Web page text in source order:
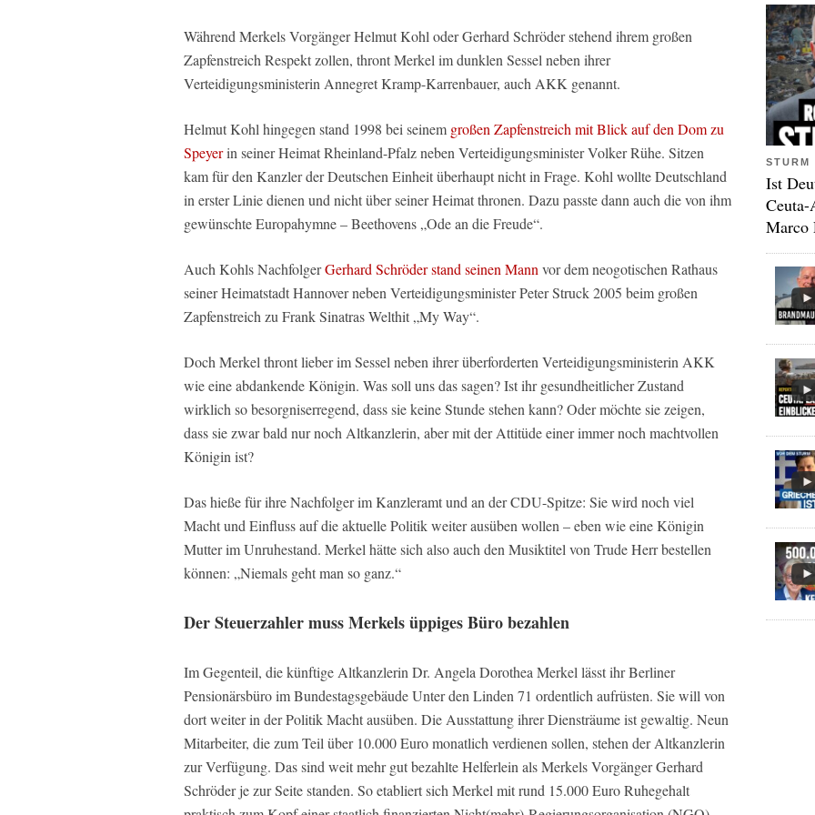
Während Merkels Vorgänger Helmut Kohl oder Gerhard Schröder stehend ihrem großen
Zapfenstreich Respekt zollen, thront Merkel im dunklen Sessel neben ihrer
Verteidigungsministerin Annegret Kramp-Karrenbauer, auch AKK genannt.
Helmut Kohl hingegen stand 1998 bei seinem großen Zapfenstreich mit Blick auf den Dom zu
Speyerin seiner Heimat Rheinland-Pfalz neben Verteidigungsminister Volker Rühe. Sitzen
kam für den Kanzler der Deutschen Einheit überhaupt nicht in Frage. Kohl wollte Deutschland
in erster Linie dienen und nicht über seiner Heimat thronen. Dazu passte dann auch die von ihm
gewünschte Europahymne – Beethovens „Ode an die Freude“.
Auch Kohls NachfolgerGerhard Schröder stand seinen Mann vor dem neogotischen Rathaus
seiner Heimatstadt Hannover neben Verteidigungsminister Peter Struck 2005 beim großen
Zapfenstreich zu Frank Sinatras Welthit „My Way“.
Doch Merkel thront lieber im Sessel neben ihrer überforderten Verteidigungsministerin AKK
wie eine abdankende Königin. Was soll uns das sagen? Ist ihr gesundheitlicher Zustand
wirklich so besorgniserregend, dass sie keine Stunde stehen kann? Oder möchte sie zeigen,
dass sie zwar bald nur noch Altkanzlerin, aber mit der Attitüde einer immer noch machtvollen
Königin ist?
Das hieße für ihre Nachfolger im Kanzleramt und an der CDU-Spitze: Sie wird noch viel
Macht und Einfluss auf die aktuelle Politik weiter ausüben wollen – eben wie eine Königin
Mutter im Unruhestand. Merkel hätte sich also auch den Musiktitel von Trude Herr bestellen
können: „Niemals geht man so ganz.“
Der Steuerzahler muss Merkels üppiges Büro bezahlen
Im Gegenteil, die künftige Altkanzlerin Dr. Angela Dorothea Merkel lässt ihr Berliner
Pensionärsbüro im Bundestagsgebäude Unter den Linden 71 ordentlich aufrüsten. Sie will von
dort weiter in der Politik Macht ausüben. Die Ausstattung ihrer Diensträume ist gewaltig. Neun
Mitarbeiter, die zum Teil über 10.000 Euro monatlich verdienen sollen, stehen der Altkanzlerin
zur Verfügung. Das sind weit mehr gut bezahlte Helferlein als Merkels Vorgänger Gerhard
Schröder je zur Seite standen. So etabliert sich Merkel mit rund 15.000 Euro Ruhegehalt
STURM
Ist
Marco